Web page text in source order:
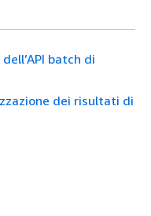
batch di
dei risultati di